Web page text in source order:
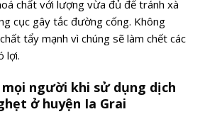
chất với lượng vừa đủ để tránh xà
cục gây tắc đường cống. Không
tẩy mạnh vì chúng sẽ làm chết các
lợi.
người khi sử dụng dịch
ở huyện Ia Grai